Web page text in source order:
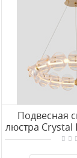
Подвесная
люстра Crystal